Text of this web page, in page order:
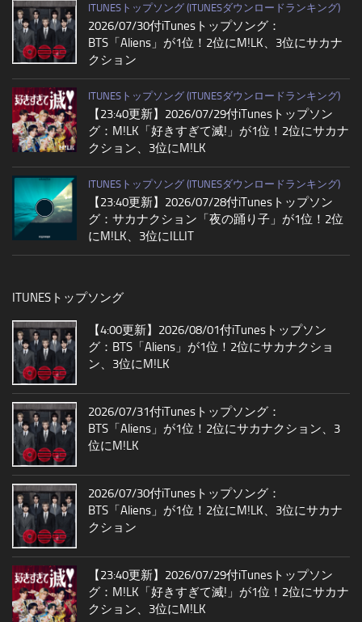
ITUNESトップソング (ITUNESダウンロードランキング)
2026/07/30付iTunesトップソング：
BTS「Aliens」が1位！2位にM!LK、3位にサカナ
クション
ITUNESトップソング (ITUNESダウンロードランキング)
【23:40更新】2026/07/29付iTunesトップソン
グ：M!LK「好きすぎて滅!」が1位！2位にサカナ
クション、3位にM!LK
ITUNESトップソング (ITUNESダウンロードランキング)
【23:40更新】2026/07/28付iTunesトップソン
グ：サカナクション「夜の踊り子」が1位！2位
にM!LK、3位にILLIT
ITUNESトップソング
【4:00更新】2026/08/01付iTunesトップソン
グ：BTS「Aliens」が1位！2位にサカナクショ
ン、3位にM!LK
2026/07/31付iTunesトップソング：
BTS「Aliens」が1位！2位にサカナクション、3
位にM!LK
2026/07/30付iTunesトップソング：
BTS「Aliens」が1位！2位にM!LK、3位にサカナ
クション
【23:40更新】2026/07/29付iTunesトップソン
グ：M!LK「好きすぎて滅!」が1位！2位にサカナ
クション、3位にM!LK